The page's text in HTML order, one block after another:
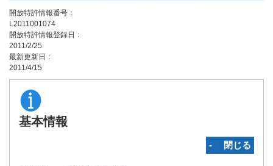
開放特許情報番号：
L2011001074
開放特許情報登録日：
2011/2/25
最新更新日：
2011/4/15
基本情報
‐ 閉じる